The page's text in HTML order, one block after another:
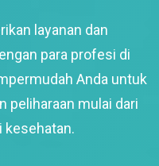
layanan dan
para profesi di
Anda untuk
peliharaan mulai dari
kesehatan.